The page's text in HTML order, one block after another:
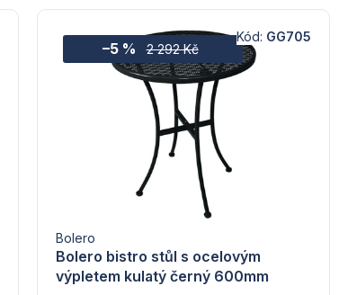
2 292 Kč
–5 %
Bolero bistro stůl s ocelovým
výpletem kulatý černý 600mm
Bolero
Kód: GG705